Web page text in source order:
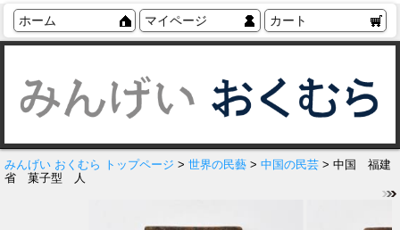
ホーム マイページ カート
みんげい おくむら トップページ > 世界の民藝 > 中国の民芸 > 中国 福建
省 菓子型 人